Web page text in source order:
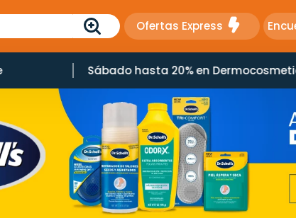
Ofertas Express
Sábado hasta 20% en